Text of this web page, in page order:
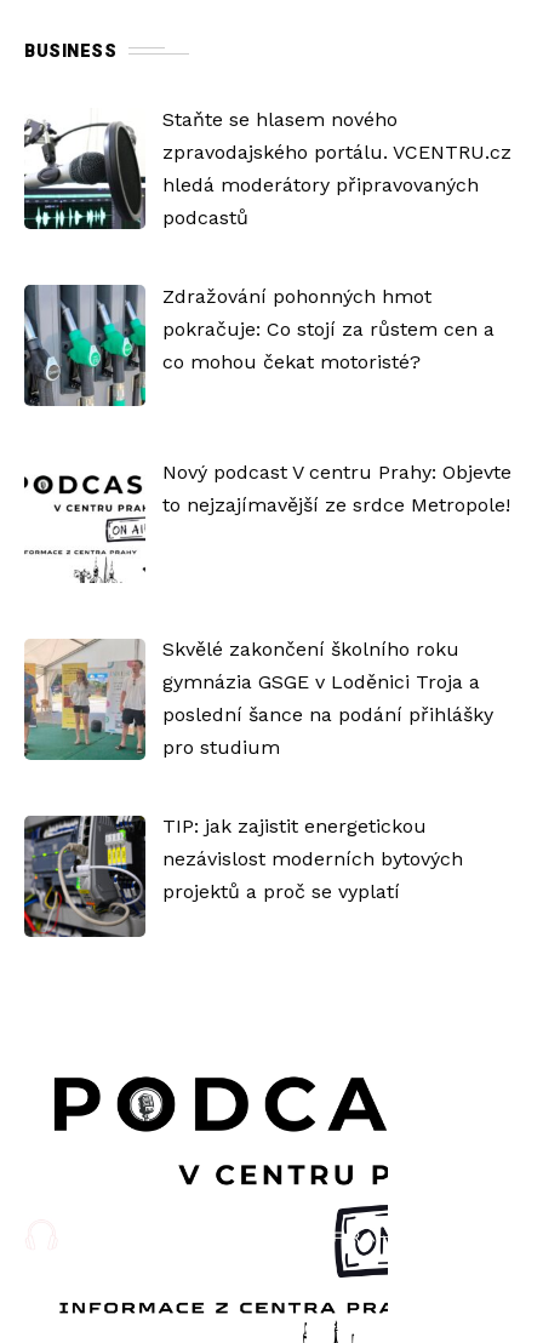
BUSINESS
Staňte se hlasem nového
zpravodajského portálu. VCENTRU.cz
hledá moderátory připravovaných
podcastů
Zdražování pohonných hmot
pokračuje: Co stojí za růstem cen a
co mohou čekat motoristé?
Nový podcast V centru Prahy: Objevte
to nejzajímavější ze srdce Metropole!
Skvělé zakončení školního roku
gymnázia GSGE v Loděnici Troja a
poslední šance na podání přihlášky
pro studium
TIP: jak zajistit energetickou
nezávislost moderních bytových
projektů a proč se vyplatí